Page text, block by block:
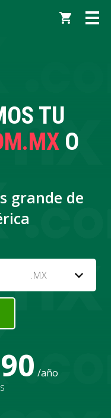
TU
O
grande de
.MX expand_more
/año